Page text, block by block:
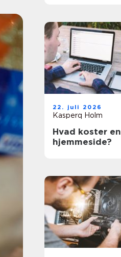
22. juli 2026
Kasperq Holm
Hvad koster en
hjemmeside?